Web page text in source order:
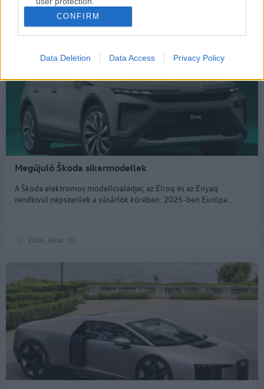
CONFIRM
Data Deletion Data Access Privacy Policy
2026. július. 27.
Megújuló Škoda sikermodellek
A Škoda elektromos modellcsaládjai, az Elroq és az Enyaq
rendkívül népszerűek a vásárlók körében: 2025-ben Európa...
2026. július. 10.